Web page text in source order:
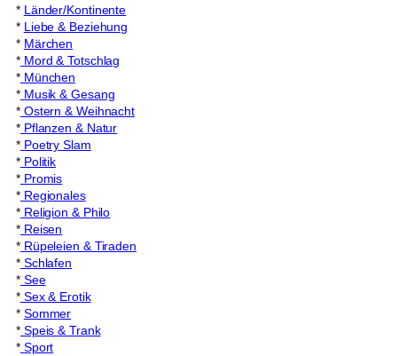
* Länder/Kontinente
* Liebe & Beziehung
* Märchen
*Mord & Totschlag
*München
*Musik & Gesang
*Ostern & Weihnacht
*Pflanzen & Natur
*Poetry Slam
*Politik
*Promis
*Regionales
*Religion & Philo
*Reisen
*Rüpeleien & Tiraden
*Schlafen
*See
*Sex & Erotik
* Sommer
*Speis & Trank
*Sport